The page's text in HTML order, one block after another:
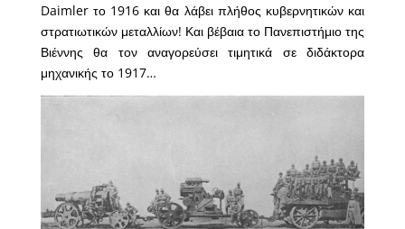
Daimler το 1916 και θα λάβει πλήθος κυβερνητικών και
στρατιωτικών μεταλλίων! Και βέβαια το Πανεπιστήμιο της
Βιέννης θα τον αναγορεύσει τιμητικά σε διδάκτορα
μηχανικής το 1917…